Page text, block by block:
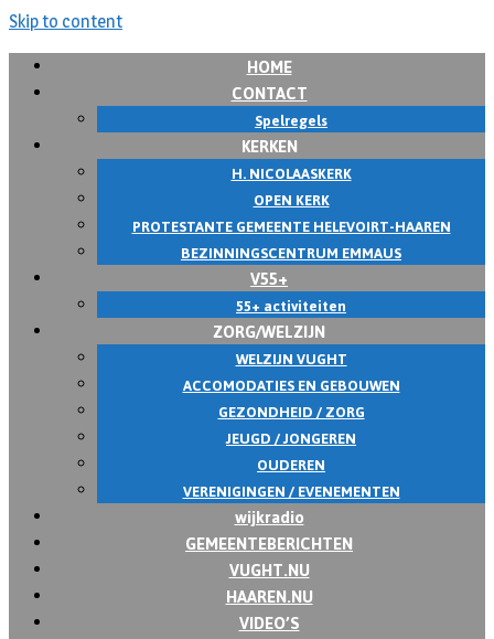
Skip to content
HOME
CONTACT
Spelregels
KERKEN
H. NICOLAASKERK
OPEN KERK
PROTESTANTE GEMEENTE HELEVOIRT-HAAREN
BEZINNINGSCENTRUM EMMAUS
V55+
55+ activiteiten
ZORG/WELZIJN
WELZIJN VUGHT
ACCOMODATIES EN GEBOUWEN
GEZONDHEID / ZORG
JEUGD / JONGEREN
OUDEREN
VERENIGINGEN / EVENEMENTEN
wijkradio
GEMEENTEBERICHTEN
VUGHT.NU
HAAREN.NU
VIDEO’S